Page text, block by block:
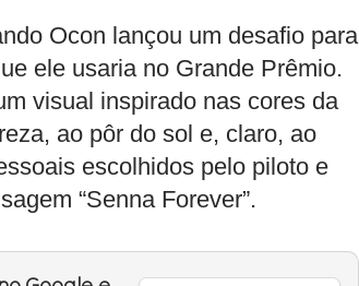
Ocon lançou um desafio para
ele usaria no Grande Prêmio.
visual inspirado nas cores da
ao pôr do sol e, claro, ao
escolhidos pelo piloto e
“Senna Forever”.